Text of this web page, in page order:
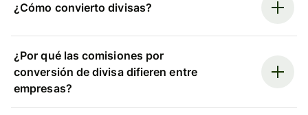
¿Cómo convierto divisas?
¿Por qué las comisiones por
conversión de divisa difieren entre
empresas?